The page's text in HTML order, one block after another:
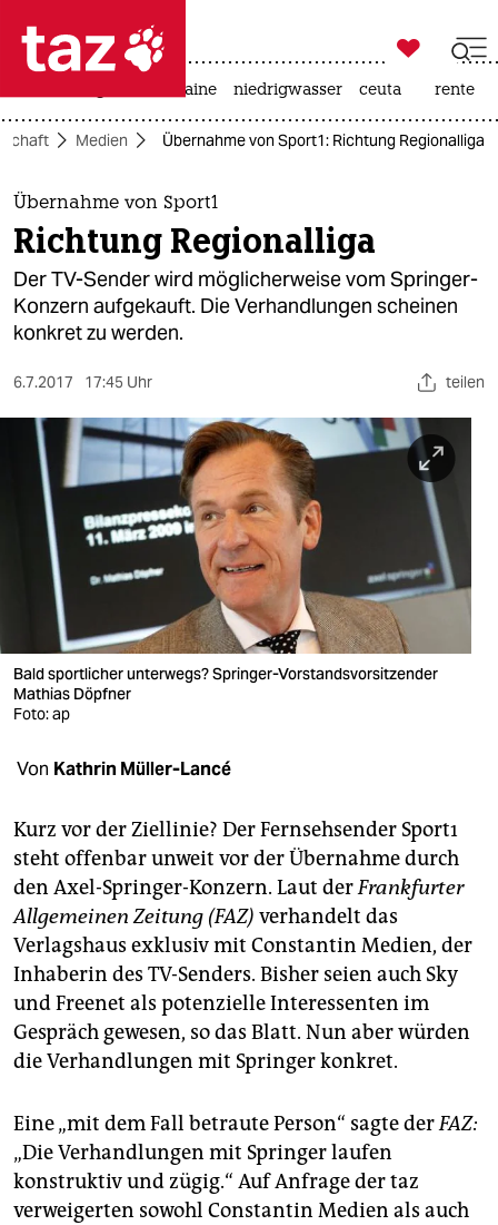
 taz zahl ich
taz zahl ich
themen
politik
öko
sport
berlin
nord
wahrheit
verlag
verlag
shop
fragen & hilfe
unterstützen
abo
genossenschaft
epaper login

taz zahl ich
krieg in der ukraine niedrigwasser ceuta rente
Medien Übernahme von Sport1: Richtung Regionalliga
Übernahme von Sport1
Richtung Regionalliga
Der TV-Sender wird möglicherweise vom Springer-
Konzern aufgekauft. Die Verhandlungen scheinen
konkret zu werden.
6.7.2017 17:45 Uhr teilen
Bald sportlicher unterwegs? Springer-Vorstandsvorsitzender
Mathias Döpfner
Foto: ap
Von Kathrin Müller-Lancé
Kurz vor der Ziellinie? Der Fernsehsender Sport1
steht offenbar unweit vor der Übernahme durch
den Axel-Springer-Konzern. Laut derFrankfurter
Allgemeinen Zeitung (FAZ) verhandelt das
Verlagshaus exklusiv mit Constantin Medien, der
Inhaberin des TV-Senders. Bisher seien auch Sky
und Freenet als potenzielle Interessenten im
Gespräch gewesen, so das Blatt. Nun aber würden
die Verhandlungen mit Springer konkret.
Eine „mit dem Fall betraute Person“ sagte derFAZ:
„Die Verhandlungen mit Springer laufen
konstruktiv und zügig.“ Auf Anfrage der taz
verweigerten sowohl Constantin Medien als auch